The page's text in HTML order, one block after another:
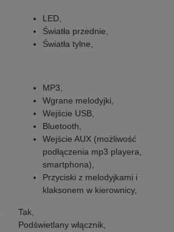
LED,
Światła przednie,
Światła tylne,
MP3,
Wgrane melodyjki,
Wejście USB,
Bluetooth,
Wejście AUX (możliwość
podłączenia mp3 playera,
smartphona),
Przyciski z melodyjkami i
klaksonem w kierownicy,
Tak,
Podświetlany włącznik,